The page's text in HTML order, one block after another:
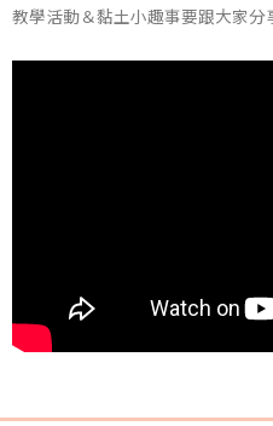
教學活動＆黏土小趣事要跟大家分